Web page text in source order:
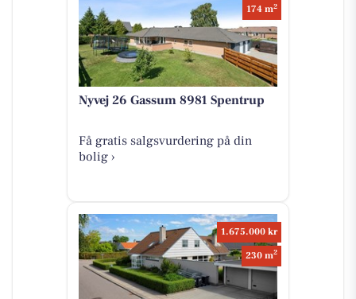
174 m2
Nyvej 26 Gassum 8981 Spentrup
Få gratis salgsvurdering på din
bolig ›
1.675.000 kr
230 m2